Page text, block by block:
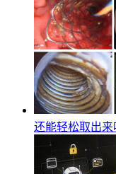
还能轻松取出来